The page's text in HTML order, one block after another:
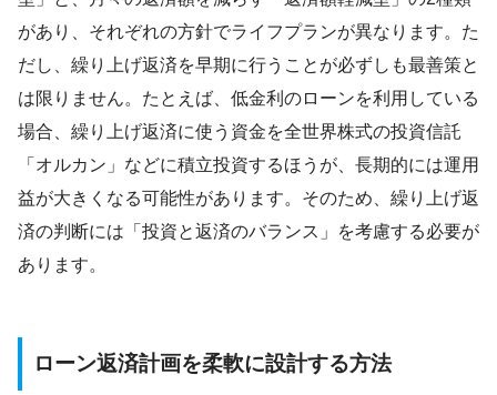
があり、それぞれの方針でライフプランが異なります。た
だし、繰り上げ返済を早期に行うことが必ずしも最善策と
は限りません。たとえば、低金利のローンを利用している
場合、繰り上げ返済に使う資金を全世界株式の投資信託
「オルカン」などに積立投資するほうが、長期的には運用
益が大きくなる可能性があります。そのため、繰り上げ返
済の判断には「投資と返済のバランス」を考慮する必要が
あります。
ローン返済計画を柔軟に設計する方法